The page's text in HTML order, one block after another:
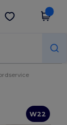
Hent app
W22